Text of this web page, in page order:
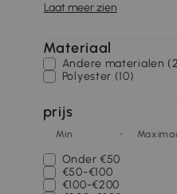
Laat meer zien
Materiaal
Andere materialen
Polyester (10)
prijs
Min -
Onder €50
€50-€100
€100-€200